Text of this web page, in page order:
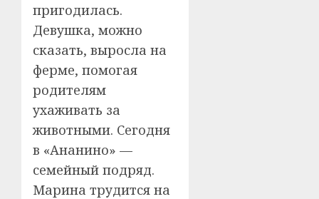
пригодилась.
Девушка, можно
сказать, выросла на
ферме, помогая
родителям
ухаживать за
животными. Сегодня
в «Ананино» —
семейный подряд.
Марина трудится на